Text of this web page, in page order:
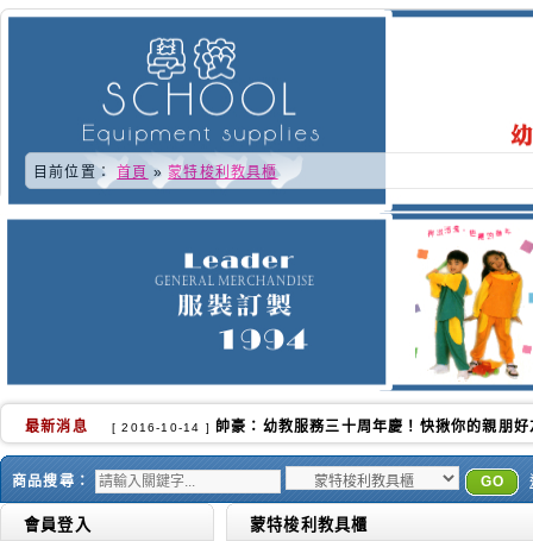
目前位置： 首頁 » 蒙特梭利教具櫃
最新消息 [ 2016-10-02 ] 又快到了學校換季的時侯.更感謝各位好朋友
商品搜尋： GO
會員登入 蒙特梭利教具櫃